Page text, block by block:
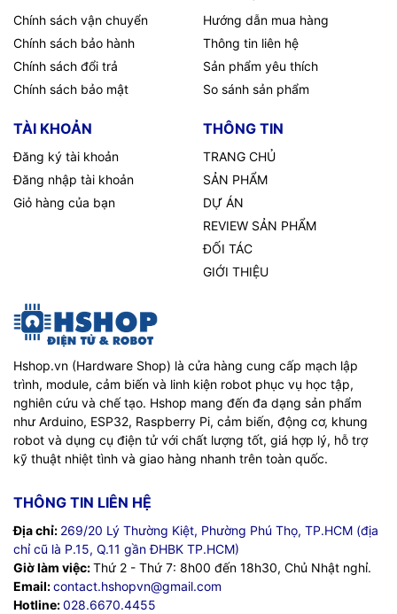
Chính sách vận chuyển
Chính sách bảo hành
Chính sách đổi trả
Chính sách bảo mật
Hướng dẫn mua hàng
Thông tin liên hệ
Sản phẩm yêu thích
So sánh sản phẩm
TÀI KHOẢN
Đăng ký tài khoản
Đăng nhập tài khoản
Giỏ hàng của bạn
THÔNG TIN
TRANG CHỦ
SẢN PHẨM
DỰ ÁN
REVIEW SẢN PHẨM
ĐỐI TÁC
GIỚI THIỆU
Hshop.vn (Hardware Shop) là cửa hàng cung cấp mạch lập
trình, module, cảm biến và linh kiện robot phục vụ học tập,
nghiên cứu và chế tạo. Hshop mang đến đa dạng sản phẩm
như Arduino, ESP32, Raspberry Pi, cảm biến, động cơ, khung
robot và dụng cụ điện tử với chất lượng tốt, giá hợp lý, hỗ trợ
kỹ thuật nhiệt tình và giao hàng nhanh trên toàn quốc.
THÔNG TIN LIÊN HỆ
Địa chỉ: 269/20 Lý Thường Kiệt, Phường Phú Thọ, TP.HCM (địa
chỉ cũ là P.15, Q.11 gần ĐHBK TP.HCM)
Giờ làm việc:Thứ 2 - Thứ 7: 8h00 đến 18h30, Chủ Nhật nghỉ.
Email:contact.hshopvn@gmail.com
Hotline:028.6670.4455